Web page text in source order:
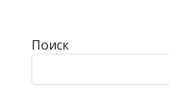
Поиск